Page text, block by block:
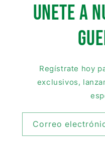
UNETE A
Regístrate hoy
exclusivos,
Correo